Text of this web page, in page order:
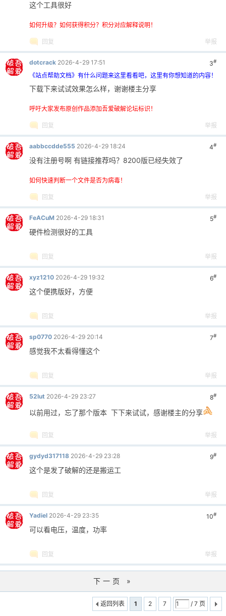
这个工具很好
如何升级？如何获得积分？积分对应解释说明！
回复 举报
3#
dotcrack 2026-4-29 17:51
《站点帮助文档》有什么问题来这里看看吧，这里有你想知道的内容！
下载下来试试效果怎么样，谢谢楼主分享
呼吁大家发布原创作品添加吾爱破解论坛标识！
回复 举报
4#
aabbccdde555 2026-4-29 18:24
没有注册号啊 有链接推荐吗？8200版已经失效了
如何快速判断一个文件是否为病毒！
回复 举报
5#
FeACuM 2026-4-29 18:31
硬件检测很好的工具
回复 举报
6#
xyz1210 2026-4-29 19:32
这个便携版好，方便
回复 举报
7#
sp0770 2026-4-29 20:14
感觉我不太看得懂这个
回复 举报
8#
52lut 2026-4-29 23:27
以前用过，忘了那个版本 下下来试试，感谢楼主的分享
回复 举报
9#
gydyd317118 2026-4-29 23:28
这个是发了破解的还是搬运工
回复 举报
10#
Yadiel 2026-4-29 23:35
可以看电压，温度，功率
回复 举报
下一页 »
1 2 7 / 7 页
返回列表